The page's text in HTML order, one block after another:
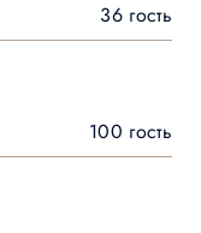
36 гость
100 гость